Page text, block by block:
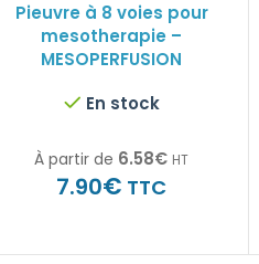
Pieuvre à 8 voies pour
mesotherapie –
MESOPERFUSION
En stock
À partir de 6.58€ HT
7.90€ TTC